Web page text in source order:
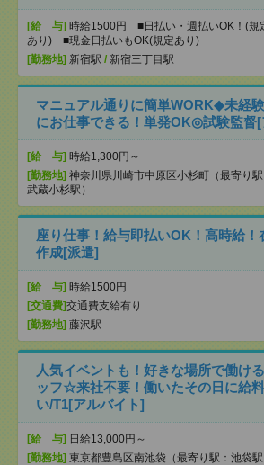
[給 与] 時給1500円 ■日払い・週払いOK！(規
あり) ■現金日払いもOK(規定あり)
[勤務地] 新宿駅 / 新宿三丁目駅
マニュアル通りに簡単WORK◆未経
にお仕事できる！単発OK◎試験監督[
[給 与] 時給1,300円～
[勤務地] 神奈川県川崎市中原区小杉町（最寄り駅
武蔵小杉駅）
座り仕事！給与即払いOK！高時給！
作成[派遣]
[給 与] 時給1500円
[交通費]交通費支給有り
[勤務地] 藤沢駅
人気イベントも！好きな場所で働け
ッフ☆来社不要！働いたその日に給
い/T1[アルバイト]
[給 与] 日給13,000円～
[勤務地] 東京都豊島区南池袋（最寄り駅：池袋駅